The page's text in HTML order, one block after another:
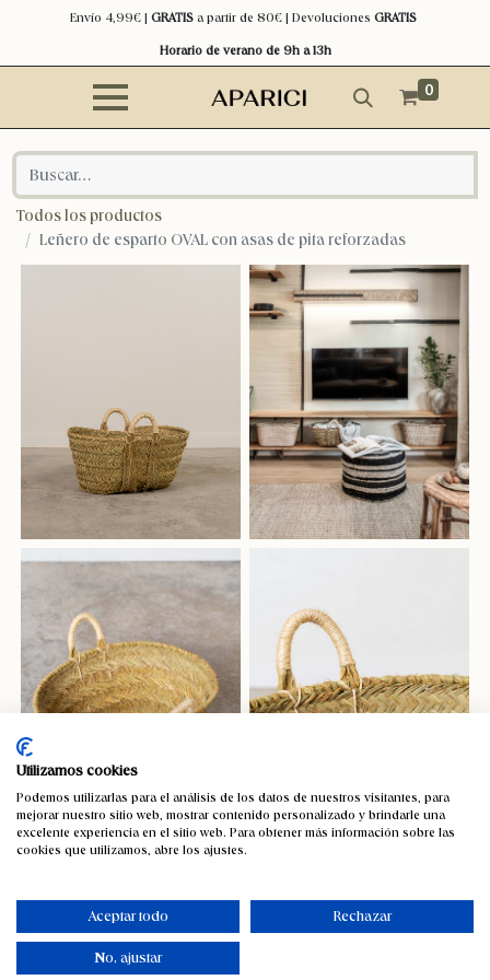
Envío 4,99€ | GRATISa partir de 80€ | Devoluciones GRATIS
Horario de verano de 9h a 13h
0
Todos los productos
Leñero de esparto OVAL con asas de pita reforzadas
Utilizamos cookies
Podemos utilizarlas para el análisis de los datos de nuestros visitantes, para
mejorar nuestro sitio web, mostrar contenido personalizado y brindarle una
excelente experiencia en el sitio web. Para obtener más información sobre las
cookies que utilizamos, abre los ajustes.
Aceptar todo Rechazar
No, ajustar